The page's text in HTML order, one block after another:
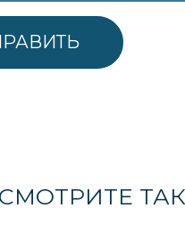
СМОТРИТЕ